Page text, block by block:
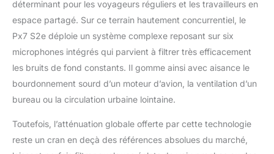
déterminant pour les voyageurs réguliers et les travailleurs en
espace partagé. Sur ce terrain hautement concurrentiel, le
Px7 S2e déploie un système complexe reposant sur six
microphones intégrés qui parvient à filtrer très efficacement
les bruits de fond constants. Il gomme ainsi avec aisance le
bourdonnement sourd d’un moteur d’avion, la ventilation d’un
bureau ou la circulation urbaine lointaine.
Toutefois, l’atténuation globale offerte par cette technologie
reste un cran en deçà des références absolues du marché,